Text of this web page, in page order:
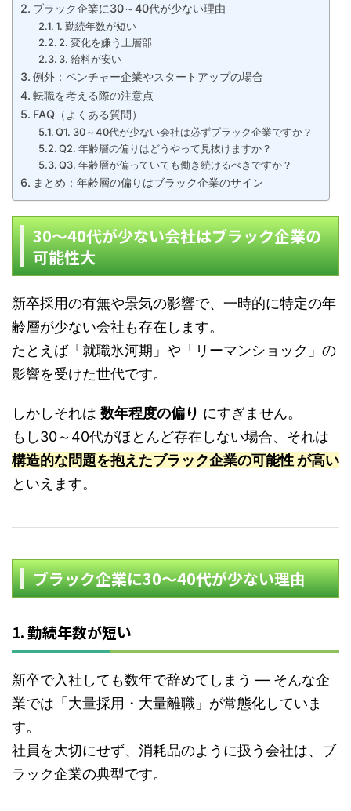
ブラック企業に30～40代が少ない理由
1. 勤続年数が短い
2. 変化を嫌う上層部
3. 給料が安い
例外：ベンチャー企業やスタートアップの場合
転職を考える際の注意点
FAQ（よくある質問）
Q1. 30～40代が少ない会社は必ずブラック企業ですか？
Q2. 年齢層の偏りはどうやって見抜けますか？
Q3. 年齢層が偏っていても働き続けるべきですか？
まとめ：年齢層の偏りはブラック企業のサイン
30～40代が少ない会社はブラック企業の
可能性大
新卒採用の有無や景気の影響で、一時的に特定の年
齢層が少ない会社も存在します。
たとえば「就職氷河期」や「リーマンショック」の
影響を受けた世代です。
しかしそれは 数年程度の偏り にすぎません。
もし30～40代がほとんど存在しない場合、それは
構造的な問題を抱えたブラック企業の可能性 が高い
といえます。
ブラック企業に30～40代が少ない理由
1. 勤続年数が短い
新卒で入社しても数年で辞めてしまう ― そんな企
業では「大量採用・大量離職」が常態化していま
す。
社員を大切にせず、消耗品のように扱う会社は、ブ
ラック企業の典型です。